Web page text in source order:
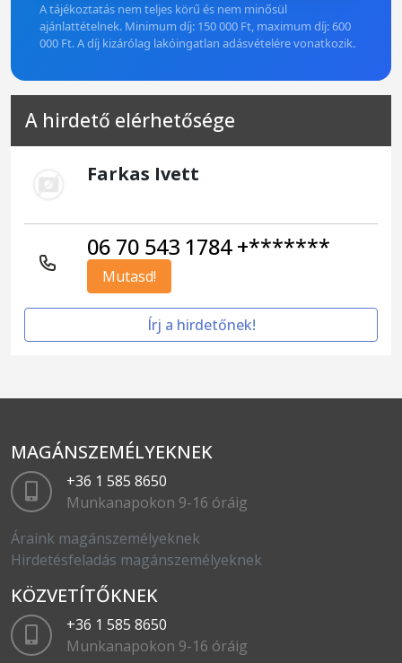
A tájékoztatás nem teljes körű és nem minősül
ajánlattételnek. Minimum díj: 150 000 Ft, maximum díj: 600
000 Ft. A díj kizárólag lakóingatlan adásvételére vonatkozik.
A hirdető elérhetősége
Farkas Ivett
06 70 543 1784 +*******
Mutasd!
Írj a hirdetőnek!
MAGÁNSZEMÉLYEKNEK
+36 1 585 8650
Munkanapokon 9-16 óráig
Áraink magánszemélyeknek
Hirdetésfeladás magánszemélyeknek
KÖZVETÍTŐKNEK
+36 1 585 8650
Munkanapokon 9-16 óráig